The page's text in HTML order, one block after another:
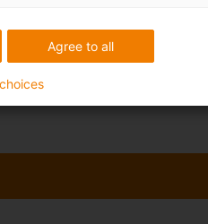
Agree to all